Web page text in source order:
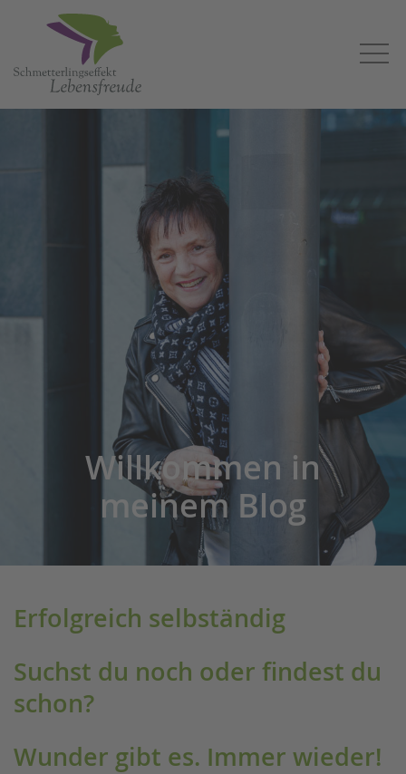
Willkommen in
meinem Blog
Erfolgreich selbständig
Suchst du noch oder findest du
schon?
Wunder gibt es. Immer wieder!